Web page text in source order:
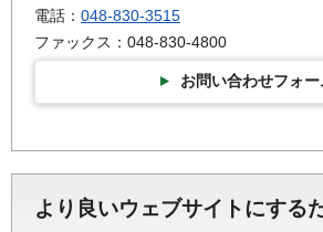
電話： 048-830-3515
ファックス：048-830-4800
お問い合わせフォー
より良いウェブサイトにする